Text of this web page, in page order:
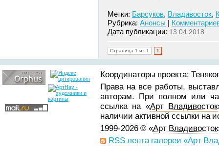
Метки: Барсуков, Владивосток,
Рубрика: Анонсы |
Дата публикации: 13.04.2018
Страница 1 из 1 1
Координаторы проекта:
Права на все работы,
авторам. При полном или
ссылка на «Арт Владивосток
наличии активной ссылки на
1999-2026 © «Арт Владивосток
RSS лента галереи «Арт